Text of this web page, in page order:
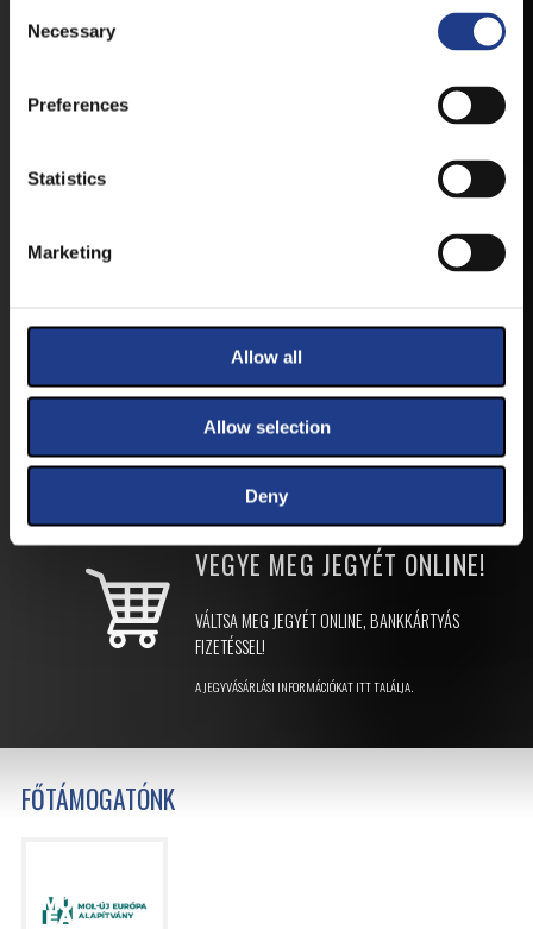
Necessary
Preferences
Statistics
Marketing
Allow all
Allow selection
Deny
JEGYEK
VEGYE MEG JEGYÉT ONLINE!
VÁLTSA MEG JEGYÉT ONLINE, BANKKÁRTYÁS
FIZETÉSSEL!
A JEGYVÁSÁRLÁSI INFORMÁCIÓKAT ITT TALÁLJA.
ISMERT HELYEKEN, VAGY IDE KATTINTVA :
FŐTÁMOGATÓNK